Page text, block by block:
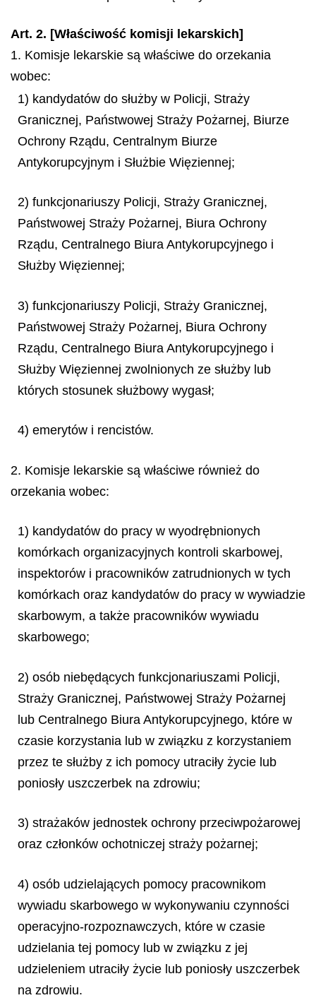
Art. 2. [Właściwość komisji lekarskich]
1. Komisje lekarskie są właściwe do orzekania
wobec:
1) kandydatów do służby w Policji, Straży
Granicznej, Państwowej Straży Pożarnej, Biurze
Ochrony Rządu, Centralnym Biurze
Antykorupcyjnym i Służbie Więziennej;
2) funkcjonariuszy Policji, Straży Granicznej,
Państwowej Straży Pożarnej, Biura Ochrony
Rządu, Centralnego Biura Antykorupcyjnego i
Służby Więziennej;
3) funkcjonariuszy Policji, Straży Granicznej,
Państwowej Straży Pożarnej, Biura Ochrony
Rządu, Centralnego Biura Antykorupcyjnego i
Służby Więziennej zwolnionych ze służby lub
których stosunek służbowy wygasł;
4) emerytów i rencistów.
2. Komisje lekarskie są właściwe również do
orzekania wobec:
1) kandydatów do pracy w wyodrębnionych
komórkach organizacyjnych kontroli skarbowej,
inspektorów i pracowników zatrudnionych w tych
komórkach oraz kandydatów do pracy w wywiadzie
skarbowym, a także pracowników wywiadu
skarbowego;
2) osób niebędących funkcjonariuszami Policji,
Straży Granicznej, Państwowej Straży Pożarnej
lub Centralnego Biura Antykorupcyjnego, które w
czasie korzystania lub w związku z korzystaniem
przez te służby z ich pomocy utraciły życie lub
poniosły uszczerbek na zdrowiu;
3) strażaków jednostek ochrony przeciwpożarowej
oraz członków ochotniczej straży pożarnej;
4) osób udzielających pomocy pracownikom
wywiadu skarbowego w wykonywaniu czynności
operacyjno-rozpoznawczych, które w czasie
udzielania tej pomocy lub w związku z jej
udzieleniem utraciły życie lub poniosły uszczerbek
na zdrowiu.